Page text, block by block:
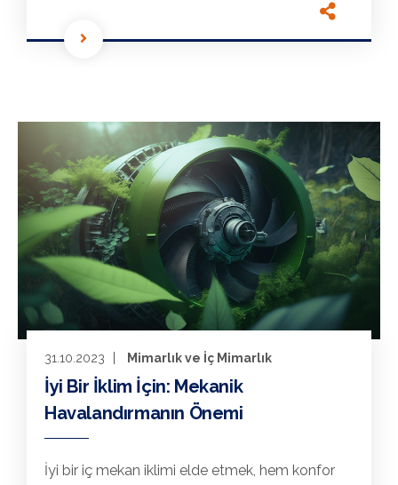
31.10.2023 Mimarlık ve İç Mimarlık
İyi Bir İklim İçin: Mekanik
Havalandırmanın Önemi
İyi bir iç mekan iklimi elde etmek, hem konfor